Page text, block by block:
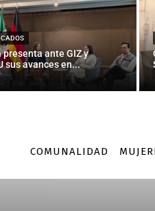
presenta ante GIZ y
sus avances en...
COMUNALIDAD